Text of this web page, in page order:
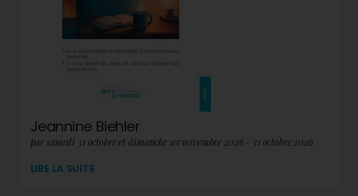
Jeannine Biehler
par samedi 31 octobre et dimanche 1er novembre 2026 - 31 octobre 2026
LIRE LA SUITE